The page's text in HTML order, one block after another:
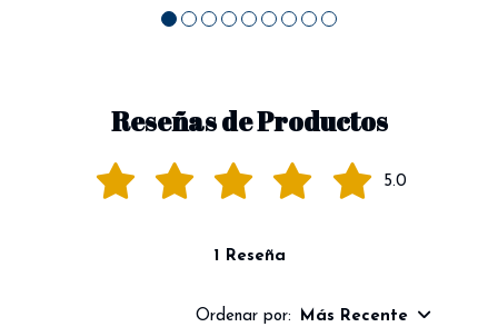
Reseñas de Productos
5.0
1 Reseña
Ordenar por: Más Recente